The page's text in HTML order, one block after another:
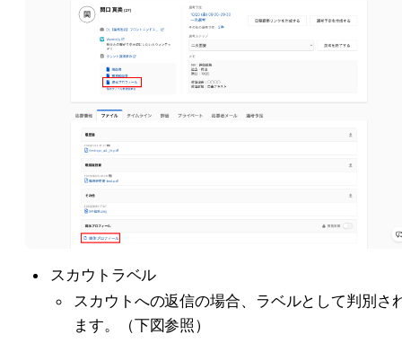
スカウトラベル
スカウトへの返信の場合、ラベルとして判別さ
ます。（下図参照）